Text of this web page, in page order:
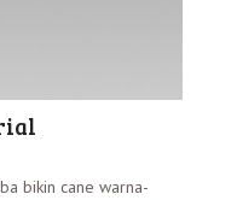
bikin cane warna-